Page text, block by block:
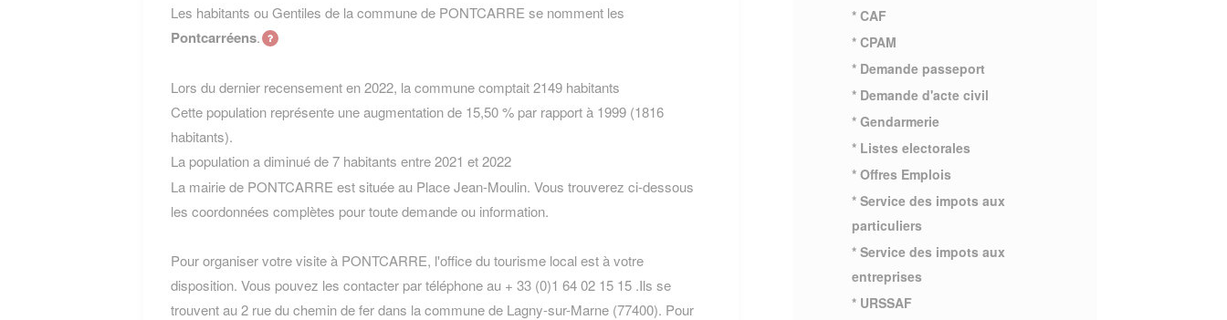
Les habitants ou Gentiles de la commune de PONTCARRE se nomment les
Pontcarréens.
Lors du dernier recensement en 2022, la commune comptait 2149 habitants
Cette population représente une augmentation de 15,50 % par rapport à 1999 (1816
habitants).
La population a diminué de 7 habitants entre 2021 et 2022
La mairie de PONTCARRE est située au Place Jean-Moulin. Vous trouverez ci-dessous
les coordonnées complètes pour toute demande ou information.
Pour organiser votre visite à PONTCARRE, l'office du tourisme local est à votre
disposition. Vous pouvez les contacter par téléphone au + 33 (0)1 64 02 15 15 .Ils se
trouvent au 2 rue du chemin de fer dans la commune de Lagny-sur-Marne (77400). Pour
* CAF
* CPAM
* Demande passeport
* Demande d'acte civil
* Gendarmerie
* Listes electorales
* Offres Emplois
* Service des impots aux
particuliers
* Service des impots aux
entreprises
* URSSAF